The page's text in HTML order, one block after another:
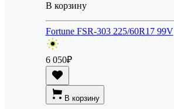
В корзину
Fortune FSR-303 225/60R17 99V
6 050₽
В корзину